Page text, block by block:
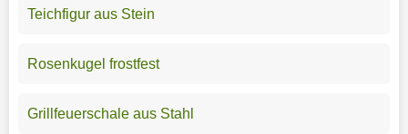
Teichfigur aus Stein
Rosenkugel frostfest
Grillfeuerschale aus Stahl